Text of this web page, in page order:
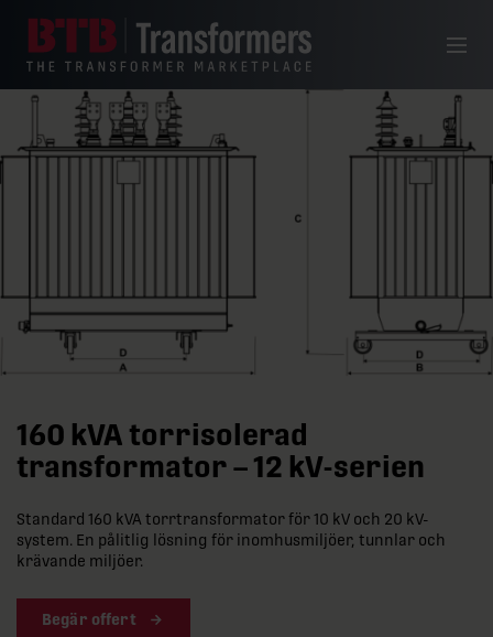
Meny
160 kVA torrisolerad
transformator – 12 kV-serien
Standard 160 kVA torrtransformator för 10 kV och 20 kV-
system. En pålitlig lösning för inomhusmiljöer, tunnlar och
krävande miljöer.
Begär offert